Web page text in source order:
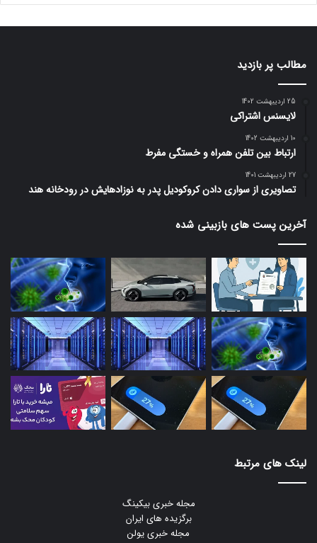
مطالب پر بازدید
25 اردیبهشت 1402
لایسنس اشتراکی
10 اردیبهشت 1402
ارتباط بین تلفن همراه و خستگی مفرط
27 اردیبهشت 1401
تصاویری از سواری دادن کروکودیل پدر به نوزادهایش در رودخانه هند
آخرین پست های بازبینی شده
لینک های مرتبط
مجله خبری بیکینگ
برگزیده های ایران
مجله خبری یولن